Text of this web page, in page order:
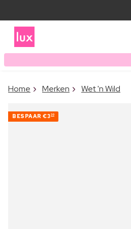
Home Merken Wet 'n Wild
BESPAAR €330